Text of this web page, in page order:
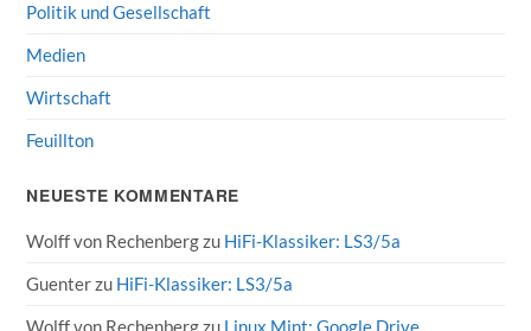
Politik und Gesellschaft
Medien
Wirtschaft
Feuillton
NEUESTE KOMMENTARE
Wolff von Rechenbergzu HiFi-Klassiker: LS3/5a
Guenterzu HiFi-Klassiker: LS3/5a
Wolff von Rechenbergzu Linux Mint: Google Drive